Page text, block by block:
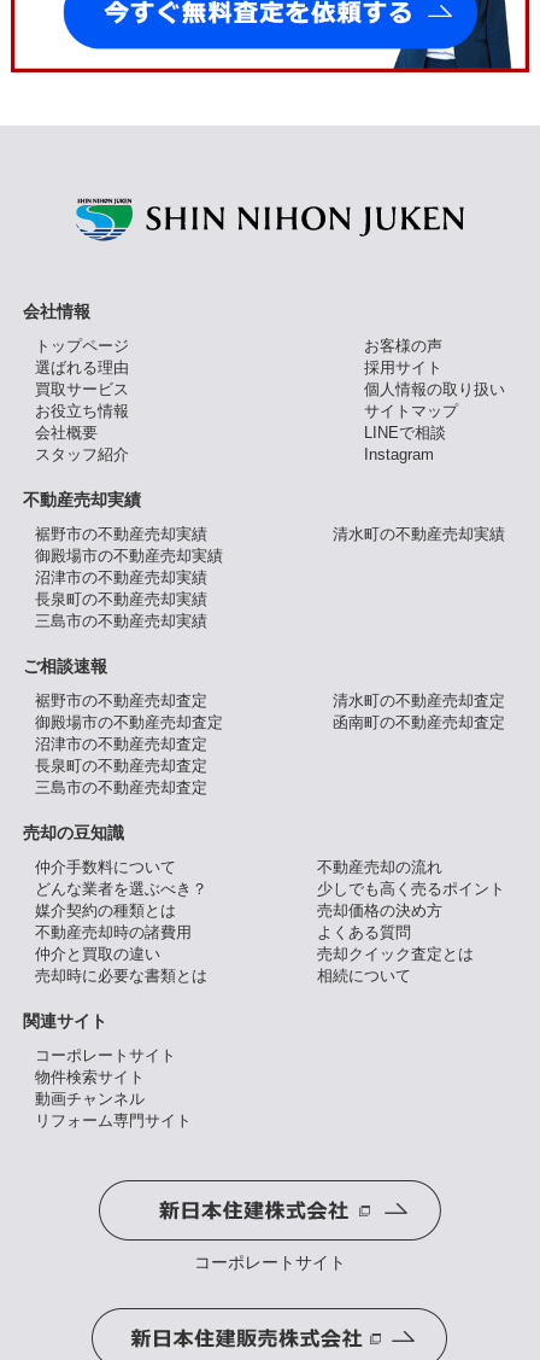
会社情報
トップページ
選ばれる理由
買取サービス
お役立ち情報
会社概要
スタッフ紹介
お客様の声
採用サイト
個人情報の取り扱い
サイトマップ
LINEで相談
Instagram
不動産売却実績
裾野市の不動産売却実績
御殿場市の不動産売却実績
沼津市の不動産売却実績
長泉町の不動産売却実績
三島市の不動産売却実績
清水町の不動産売却実績
ご相談速報
裾野市の不動産売却査定
御殿場市の不動産売却査定
沼津市の不動産売却査定
長泉町の不動産売却査定
三島市の不動産売却査定
清水町の不動産売却査定
函南町の不動産売却査定
売却の豆知識
仲介手数料について
どんな業者を選ぶべき？
媒介契約の種類とは
不動産売却時の諸費用
仲介と買取の違い
売却時に必要な書類とは
不動産売却の流れ
少しでも高く売るポイント
売却価格の決め方
よくある質問
売却クイック査定とは
相続について
関連サイト
コーポレートサイト
物件検索サイト
動画チャンネル
リフォーム専門サイト
コーポレートサイト